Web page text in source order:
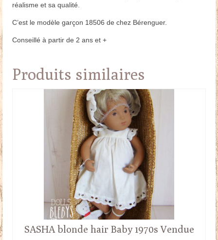
réalisme et sa qualité.
C’est le modèle garçon 18506 de chez Bérenguer.
Conseillé à partir de 2 ans et +
Produits similaires
SASHA blonde hair Baby 1970s Vendue